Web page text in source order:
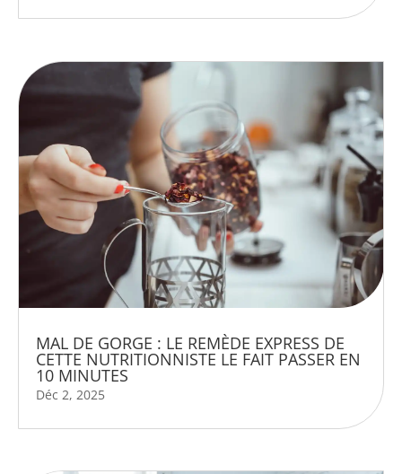
MAL DE GORGE : LE REMÈDE EXPRESS DE
CETTE NUTRITIONNISTE LE FAIT PASSER EN
10 MINUTES
Déc 2, 2025